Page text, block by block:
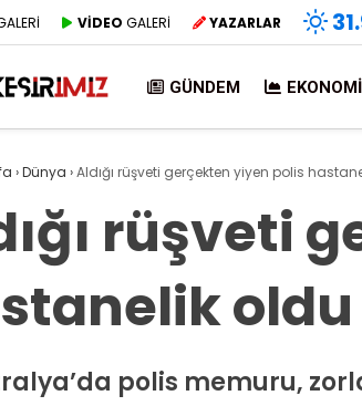
VİDEO GALERİ YAZARLAR
GÜNDEM EKONOMI
›Dünya ›Aldığı rüşveti gerçekten yiyen polis
rüşveti
oldu
polis memuru,